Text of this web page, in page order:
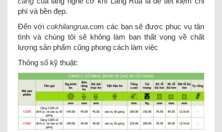
phí và bền đẹp.
Đến với cokhilangrua.com các bạn sẽ được phục vụ tận
tình và chúng tôi sẽ không làm bạn thất vọng về chất
lượng sản phẩm cũng phong cách làm việc
Thông số kỹ thuật: